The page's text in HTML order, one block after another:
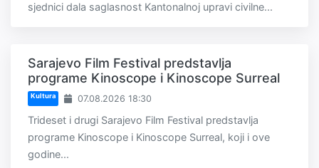
sjednici dala saglasnost Kantonalnoj upravi civilne...
Sarajevo Film Festival predstavlja
programe Kinoscope i Kinoscope Surreal
Kultura 07.08.2026 18:30
Trideset i drugi Sarajevo Film Festival predstavlja
programe Kinoscope i Kinoscope Surreal, koji i ove
godine...